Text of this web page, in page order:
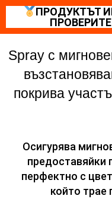
ПРОДУКТЪТ
Spray с
покрива
Осигурява
предоставяйки
перфектно с
който трае